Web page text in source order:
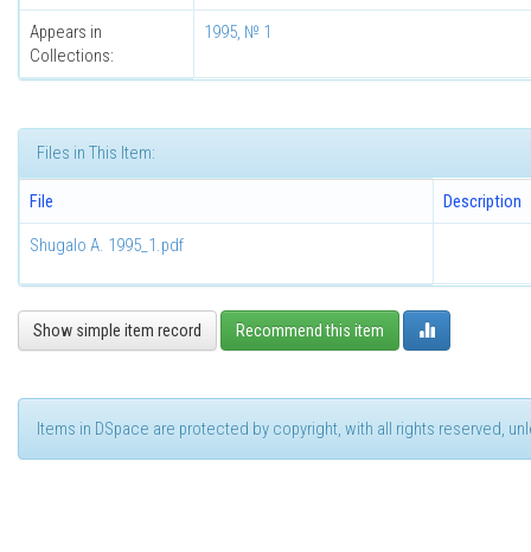
Appears in
Collections:
1995, № 1
Files in This Item:
File Description
Shugalo A. 1995_1.pdf
Show simple item record Recommend this item
Items in DSpace are protected by copyright, with all rights reserved,